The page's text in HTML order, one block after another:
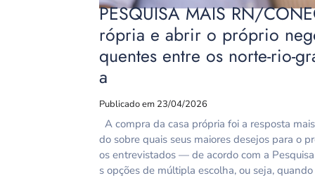
PESQUISA MAIS RN/
rópria e abrir o próprio
quentes entre os norte-rio-
a
Publicado em 23/04/2026
A compra da casa própria foi a resposta
do sobre quais seus maiores desejos para o
os entrevistados — de acordo com a
s opções de múltipla escolha, ou seja,